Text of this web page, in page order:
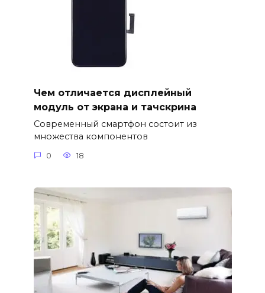
Чем отличается дисплейный
модуль от экрана и тачскрина
Современный смартфон состоит из
множества компонентов
0 18